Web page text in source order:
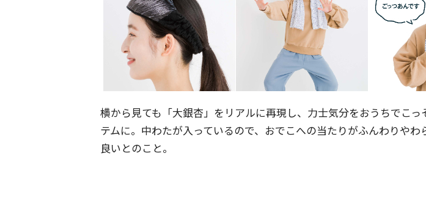
横から見ても「大銀杏」をリアルに再現し、力士気分をおうちでこっ
テムに。中わたが入っているので、おでこへの当たりがふんわりやわ
良いとのこと。